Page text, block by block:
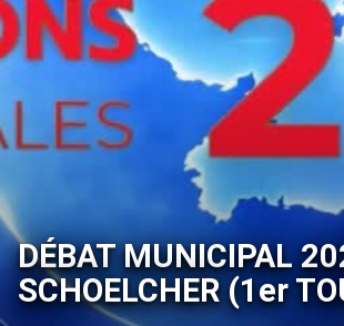
DÉBAT MUNICIPAL
SCHOELCHER (1er